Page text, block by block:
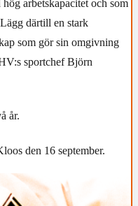
arbetskapacitet och som
därtill en stark
som gör sin omgivning
sportchef Björn
år.
den 16 september.